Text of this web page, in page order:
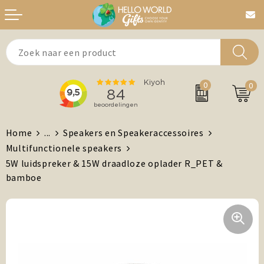
0 0
Agenda's + Kalenders
Auto en Fiets
Antistress artikelen
Beurzen & Events
Chocolade
Dag van de Zorg
Home ...
Speakers en Speakeraccessoires
Multifunctionele speakers
5W luidspreker & 15W draadloze oplader R_PET &
bamboe